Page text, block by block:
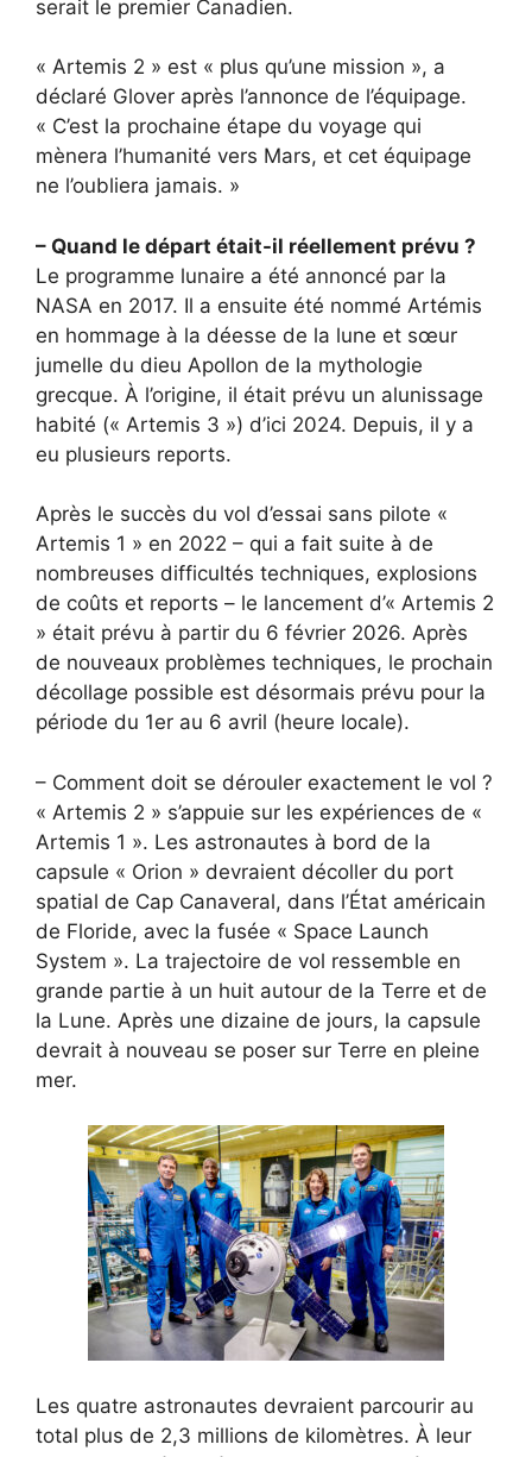
serait le premier Canadien.
« Artemis 2 » est « plus qu’une mission », a
déclaré Glover après l’annonce de l’équipage.
« C’est la prochaine étape du voyage qui
mènera l’humanité vers Mars, et cet équipage
ne l’oubliera jamais. »
– Quand le départ était-il réellement prévu ?
Le programme lunaire a été annoncé par la
NASA en 2017. Il a ensuite été nommé Artémis
en hommage à la déesse de la lune et sœur
jumelle du dieu Apollon de la mythologie
grecque. À l’origine, il était prévu un alunissage
habité (« Artemis 3 ») d’ici 2024. Depuis, il y a
eu plusieurs reports.
Après le succès du vol d’essai sans pilote «
Artemis 1 » en 2022 – qui a fait suite à de
nombreuses difficultés techniques, explosions
de coûts et reports – le lancement d’« Artemis 2
» était prévu à partir du 6 février 2026. Après
de nouveaux problèmes techniques, le prochain
décollage possible est désormais prévu pour la
période du 1er au 6 avril (heure locale).
– Comment doit se dérouler exactement le vol ?
« Artemis 2 » s’appuie sur les expériences de «
Artemis 1 ». Les astronautes à bord de la
capsule « Orion » devraient décoller du port
spatial de Cap Canaveral, dans l’État américain
de Floride, avec la fusée « Space Launch
System ». La trajectoire de vol ressemble en
grande partie à un huit autour de la Terre et de
la Lune. Après une dizaine de jours, la capsule
devrait à nouveau se poser sur Terre en pleine
mer.
Les quatre astronautes devraient parcourir au
total plus de 2,3 millions de kilomètres. À leur